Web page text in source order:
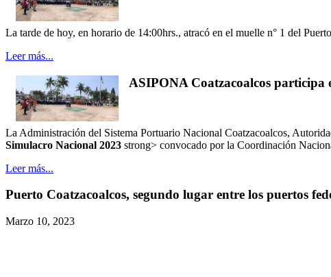
La tarde de hoy, en horario de 14:00hrs., atracó en el muelle n° 1 del
Leer más...
ASIPONA Coatzacoalcos participa
La Administración del Sistema Portuario Nacional Coatzacoalcos,
Simulacro Nacional 2023 strong> convocado por la Coordinación
Leer más...
Puerto Coatzacoalcos, segundo lugar entre los puertos
Marzo 10, 2023